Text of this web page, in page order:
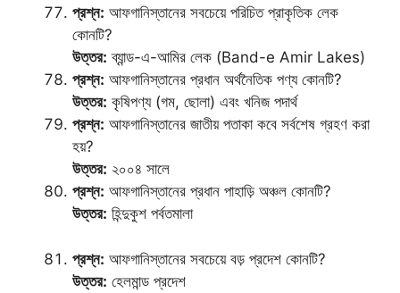
প্রশ্ন: আফগানিস্তানের সবচেয়ে পরিচিত প্রাকৃতিক লেক
কোনটি?
উত্তর: ব্যান্ড-এ-আমির লেক (Band-e Amir Lakes)
প্রশ্ন: আফগানিস্তানের প্রধান অর্থনৈতিক পণ্য কোনটি?
উত্তর: কৃষিপণ্য (গম, ছোলা) এবং খনিজ পদার্থ
প্রশ্ন: আফগানিস্তানের জাতীয় পতাকা কবে সর্বশেষ গ্রহণ করা
হয়?
উত্তর: ২০০৪ সালে
প্রশ্ন: আফগানিস্তানের প্রধান পাহাড়ি অঞ্চল কোনটি?
উত্তর: হিন্দুকুশ পর্বতমালা
প্রশ্ন: আফগানিস্তানের সবচেয়ে বড় প্রদেশ কোনটি?
উত্তর: হেলমান্ড প্রদেশ